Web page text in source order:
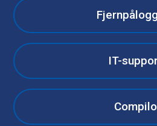
IT-
Compilo